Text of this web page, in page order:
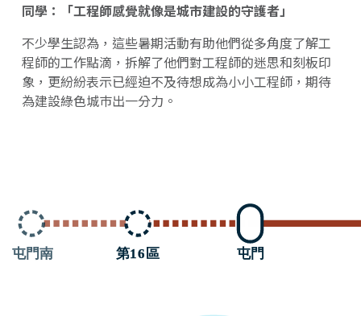
同學：「工程師感覺就像是城市建設的守護者」
不少學生認為，這些暑期活動有助他們從多角度了解工
程師的工作點滴，拆解了他們對工程師的迷思和刻板印
象，更紛紛表示已經迫不及待想成為小小工程師，期待
為建設綠色城巿出一分力。
屯門
第16 區
屯門南